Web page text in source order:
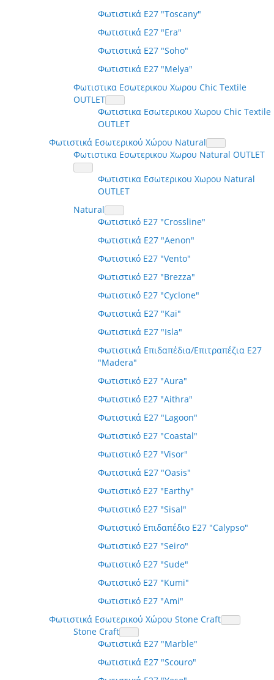
Φωτιστικά E27 "Toscany"
Φωτιστικά E27 "Era"
Φωτιστικά E27 "Soho"
Φωτιστικά E27 "Melya"
Φωτιστικα Εσωτερικου Χωρου Chic Textile
OUTLET
Φωτιστικα Εσωτερικου Χωρου Chic Textile
OUTLET
Φωτιστικά Εσωτερικού Χώρου Natural
Φωτιστικα Εσωτερικου Χωρου Natural OUTLET
Φωτιστικα Εσωτερικου Χωρου Natural
OUTLET
Natural
Φωτιστικό E27 "Crossline"
Φωτιστικά E27 "Aenon"
Φωτιστικό E27 "Vento"
Φωτιστικό E27 "Brezza"
Φωτιστικό E27 "Cyclone"
Φωτιστικά E27 "Kai"
Φωτιστικά E27 "Isla"
Φωτιστικά Επιδαπέδια/Επιτραπέζια E27
"Madera"
Φωτιστικό E27 "Aura"
Φωτιστικό E27 "Aithra"
Φωτιστικά E27 "Lagoon"
Φωτιστικό E27 "Coastal"
Φωτιστικό E27 "Visor"
Φωτιστικά E27 "Oasis"
Φωτιστικό E27 "Earthy"
Φωτιστικό E27 "Sisal"
Φωτιστικό Επιδαπέδιο E27 "Calypso"
Φωτιστικό E27 "Seiro"
Φωτιστικό E27 "Sude"
Φωτιστικό E27 "Kumi"
Φωτιστικό E27 "Ami"
Φωτιστικά Εσωτερικού Χώρου Stone Craft
Stone Craft
Φωτιστικά E27 "Marble"
Φωτιστικά E27 "Scouro"